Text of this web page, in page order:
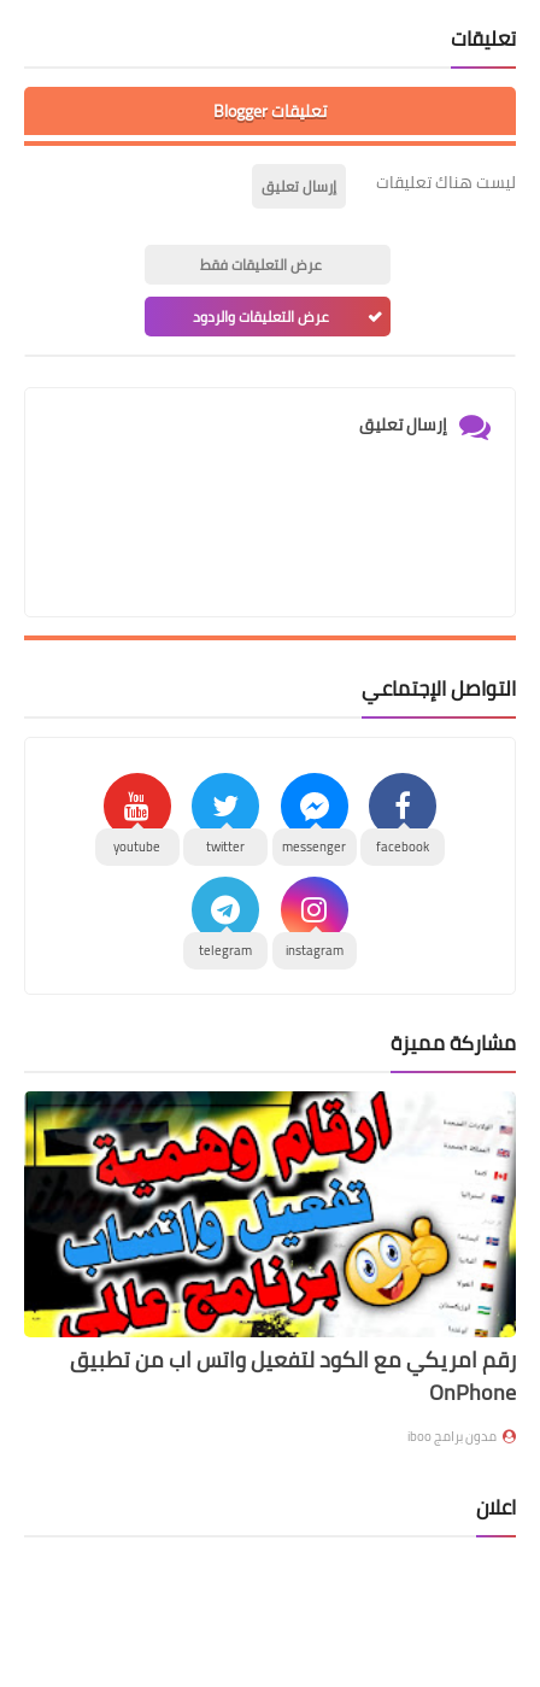
تعليقات
تعليقات Blogger
ليست هناك تعليقات إرسال تعليق
عرض التعليقات فقط
عرض التعليقات والردود
إرسال تعليق
التواصل الإجتماعي
facebook
messenger
twitter
youtube
instagram
telegram
مشاركة مميزة
رقم امريكي مع الكود لتفعيل واتس اب من تطبيق
OnPhone
مدون برامج iboo
اعلان